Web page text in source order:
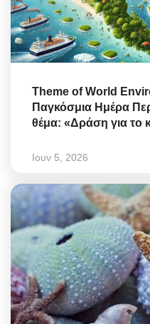
Theme of World
Παγκόσμια Ημέρα
θέμα: «Δράση για το
Ιουν 5, 2026